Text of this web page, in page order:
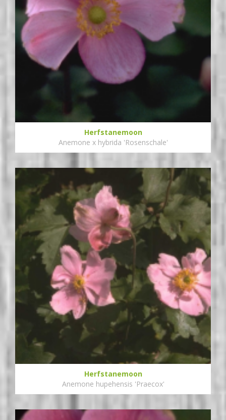
Herfstanemoon
Anemone x hybrida 'Rosenschale'
Herfstanemoon
Anemone hupehensis 'Praecox'